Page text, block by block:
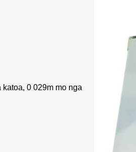
0 029m mo nga